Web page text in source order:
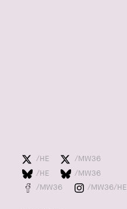
/HE
/MW36
/HE
/MW36
/MW36
/MW36/HE